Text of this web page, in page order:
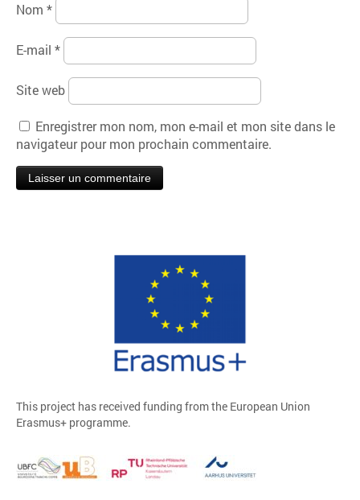
Nom *
E-mail *
Site web
Enregistrer mon nom, mon e-mail et mon site dans le
navigateur pour mon prochain commentaire.
This project has received funding from the European Union
Erasmus+ programme.